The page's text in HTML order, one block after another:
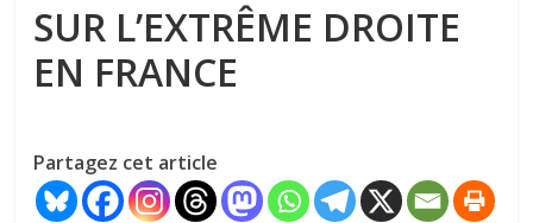
réflexion
éditée
par
syndicale
Solidaires
SUR L’EXTRÊME DROITE
EN FRANCE
Partagez cet article